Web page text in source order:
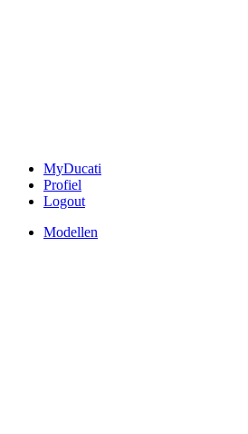
MyDucati
Profiel
Logout
Modellen